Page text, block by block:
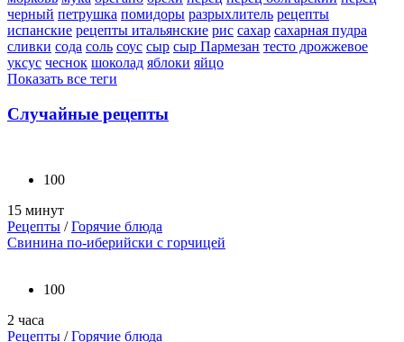
черный петрушка помидоры разрыхлитель рецепты
испанские рецепты итальянские рис сахар сахарная пудра
сливки сода соль соус сыр сыр Пармезан тесто дрожжевое
уксус чеснок шоколад яблоки яйцо
Показать все теги
Случайные рецепты
100
15 минут
Рецепты /Горячие блюда
Свинина по-иберийски с горчицей
100
2 часа
Рецепты /Горячие блюда